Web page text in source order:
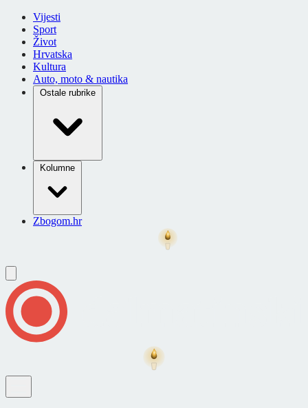
Vijesti
Sport
Život
Hrvatska
Kultura
Auto, moto & nautika
Ostale rubrike
Kolumne
Zbogom.hr